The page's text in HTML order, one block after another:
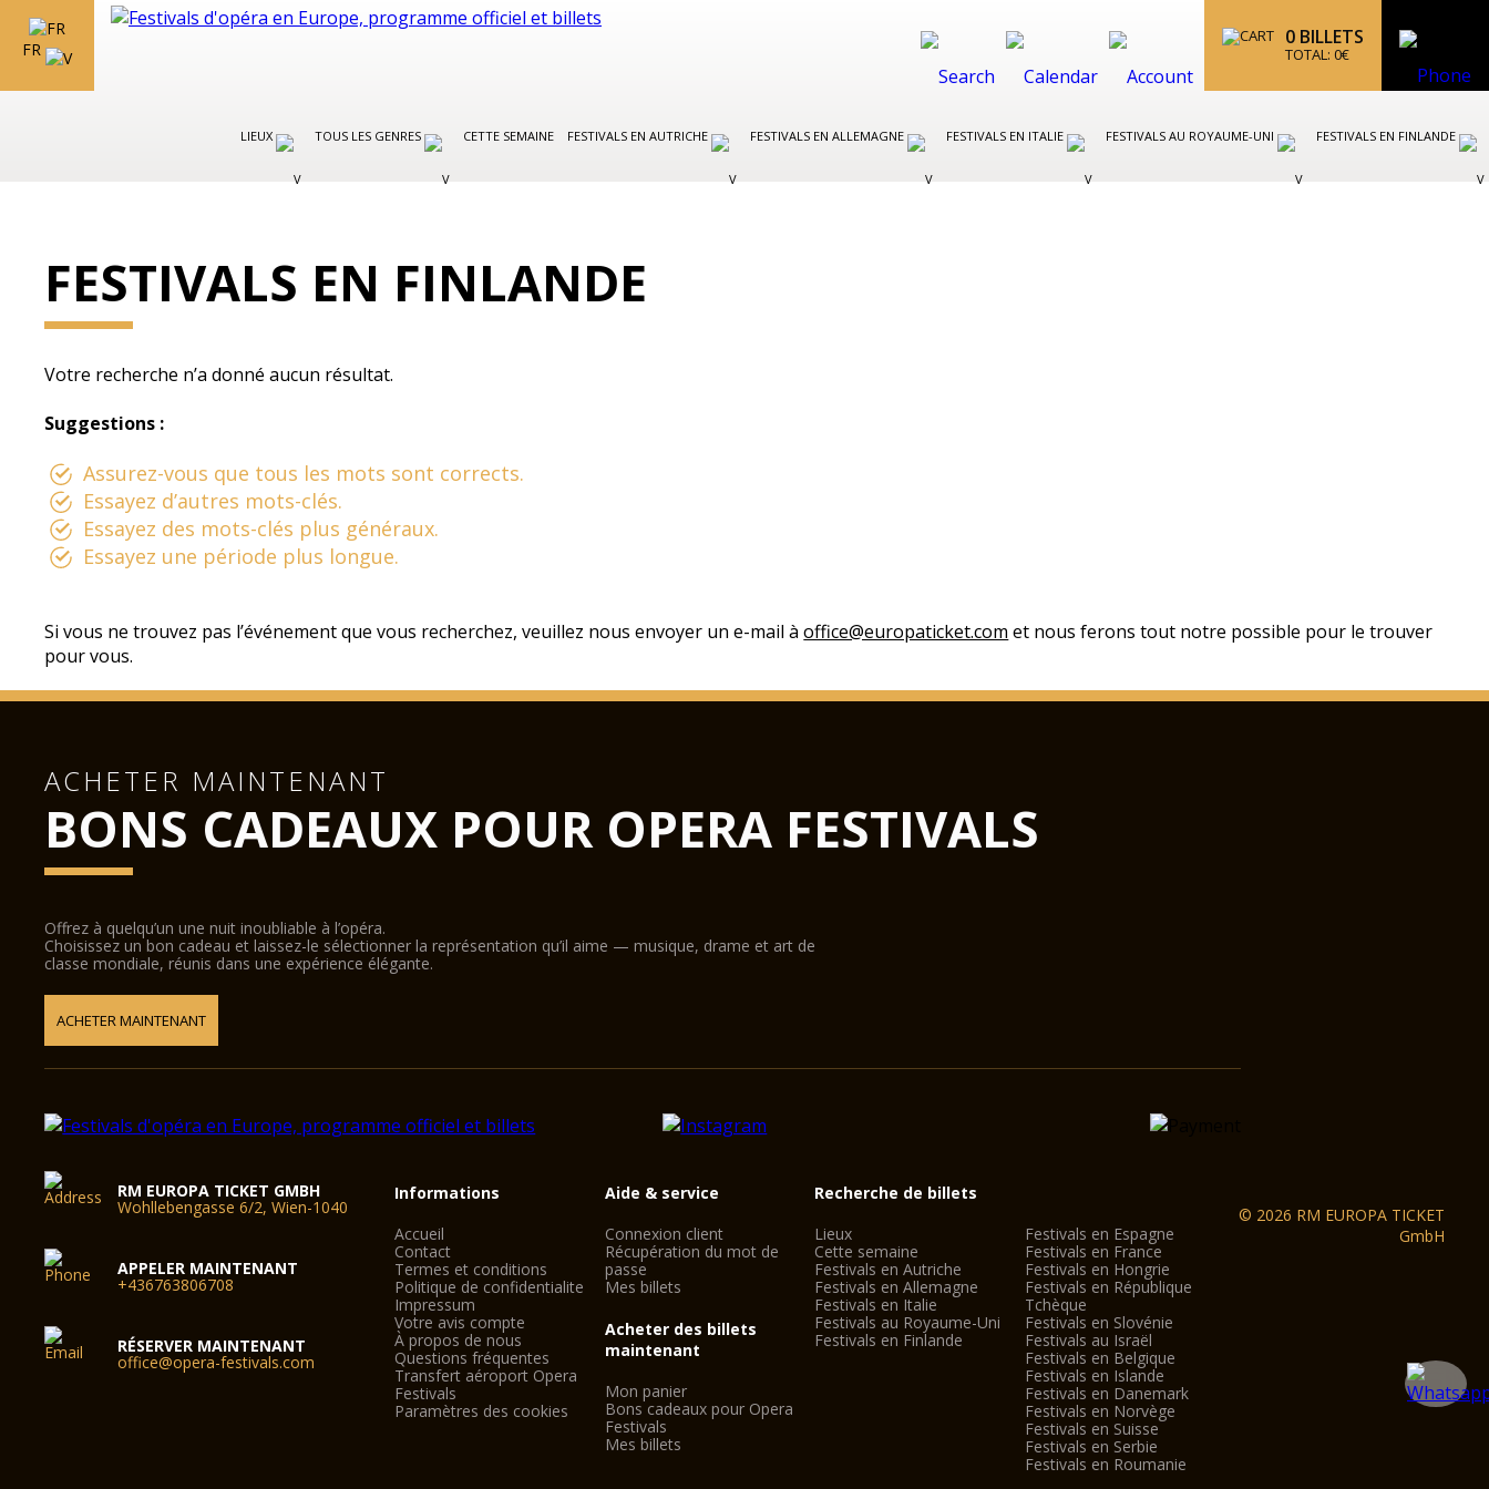
FR
0 BILLETS
TOTAL: 0€
LIEUX TOUS LES GENRES CETTE SEMAINE FESTIVALS EN AUTRICHE FESTIVALS EN ALLEMAGNE FESTIVALS EN ITALIE FESTIVALS AU ROYAUME-UNI FESTIVALS EN FINLANDE
FESTIVALS EN FINLANDE
Votre recherche n’a donné aucun résultat.
Suggestions :
Assurez-vous que tous les mots sont corrects.
Essayez d’autres mots-clés.
Essayez des mots-clés plus généraux.
Essayez une période plus longue.
Si vous ne trouvez pas l’événement que vous recherchez, veuillez nous envoyer un e-mail àoffice@europaticket.com et nous ferons tout notre possible pour le trouver
pour vous.
ACHETER MAINTENANT
BONS CADEAUX POUR OPERA FESTIVALS
Offrez à quelqu’un une nuit inoubliable à l’opéra.
Choisissez un bon cadeau et laissez-le sélectionner la représentation qu’il aime — musique, drame et art de
classe mondiale, réunis dans une expérience élégante.
ACHETER MAINTENANT
RM EUROPA TICKET GMBH
Wohllebengasse 6/2, Wien-1040
APPELER MAINTENANT
+436763806708
RÉSERVER MAINTENANT
office@opera-festivals.com
Informations
Accueil
Contact
Termes et conditions
Politique de confidentialite
Impressum
Votre avis compte
À propos de nous
Questions fréquentes
Transfert aéroport Opera
Festivals
Paramètres des cookies
Aide & service
Connexion client
Récupération du mot de
passe
Mes billets
Acheter des billets
maintenant
Mon panier
Bons cadeaux pour Opera
Festivals
Mes billets
Recherche de billets
Lieux
Cette semaine
Festivals en Autriche
Festivals en Allemagne
Festivals en Italie
Festivals au Royaume-Uni
Festivals en Finlande
Festivals en Espagne
Festivals en France
Festivals en Hongrie
Festivals en République
Tchèque
Festivals en Slovénie
Festivals au Israël
Festivals en Belgique
Festivals en Islande
Festivals en Danemark
Festivals en Norvège
Festivals en Suisse
Festivals en Serbie
Festivals en Roumanie
© 2026 RM EUROPA TICKET
GmbH